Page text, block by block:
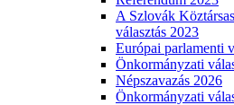
A Szlovák
választás 2023
Európai parlamenti
Önkormányzati
Népszavazás 2026
Önkormányzati